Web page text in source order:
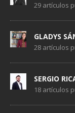
29 artículos
GLADYS
28 artículos
SERGIO
18 artículos